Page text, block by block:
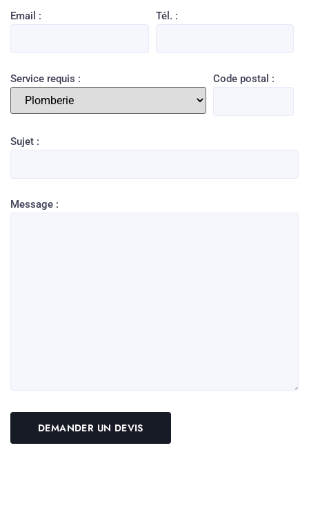
Email : Tél. :
Service requis : Code postal :
Sujet :
Message :